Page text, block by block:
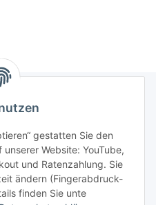
gestatten Sie den
Website: YouTube,
und Ratenzahlung. Sie
ändern (Fingerabdruck-
finden Sie unte